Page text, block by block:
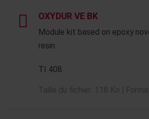
OXYDUR VE BK
Module kit based on epoxy
resin
TI 408